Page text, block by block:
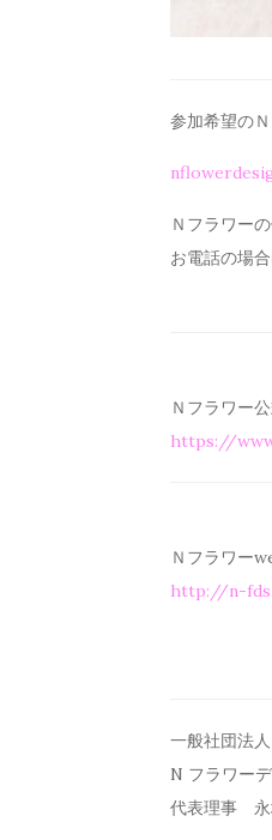
参加希望の
Ｎフラワー
お電話の場
Ｎフラワー
https://
Ｎフラワー
http://n-
一般社団法人
N フラワー
代表理事 永